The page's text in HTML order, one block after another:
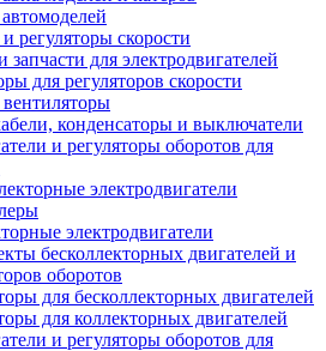
регуляторы скорости
запчасти для электродвигателей
для регуляторов скорости
конденсаторы и выключатели
и регуляторы оборотов для
электродвигатели
электродвигатели
бесколлекторных двигателей и
оборотов
для бесколлекторных двигателей
для коллекторных двигателей
и регуляторы оборотов для